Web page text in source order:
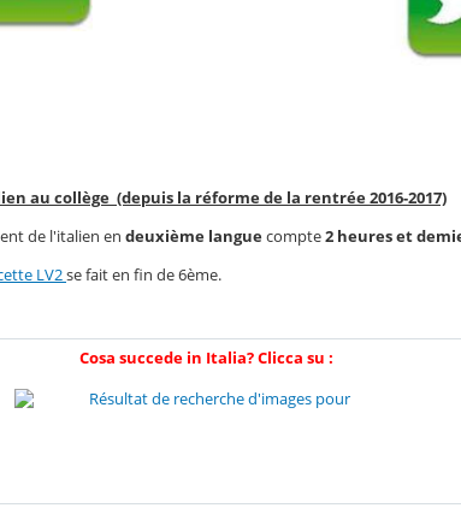
au collège (depuis la réforme de la rentrée 2016-2017)
de l'italien en deuxième languecompte2 heures et
LV2se fait en fin de 6ème.
Cosa succede in Italia? Clicca su :